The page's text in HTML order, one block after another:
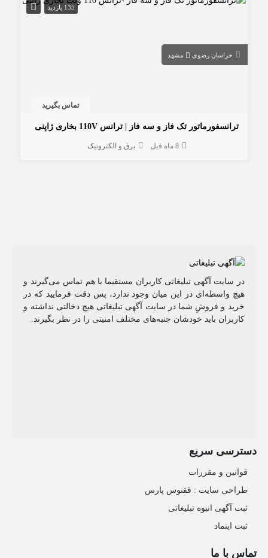
135 بازدید
خراسان رضوی مشهد
تماس بگیرید
ترانسفورماتور تک فاز و سه فاز | ترانس 110V بخاری ژاپنی
8 ماه قبل برق و الکترونیک
در سایت آگهی تبلیغاتی کاربران مستقیما با هم تماس می‌گیرند و
هیچ واسطه‌ای در این میان وجود ندارد، پس دقت فرمایید که در
خرید و فروشِ شما در سایت آگهی تبلیغاتی هیچ دخالتی نداشته و
کاربران باید خودشان جنبه‌های مختلف امنیتی را در نظر بگیرند.
دسترسی سریع
قوانین و مقررات
طراحی سایت : ققنوس پارس
ثبت آگهی انبوه تبلیغاتی
ثبت اینماد
تماس با ما